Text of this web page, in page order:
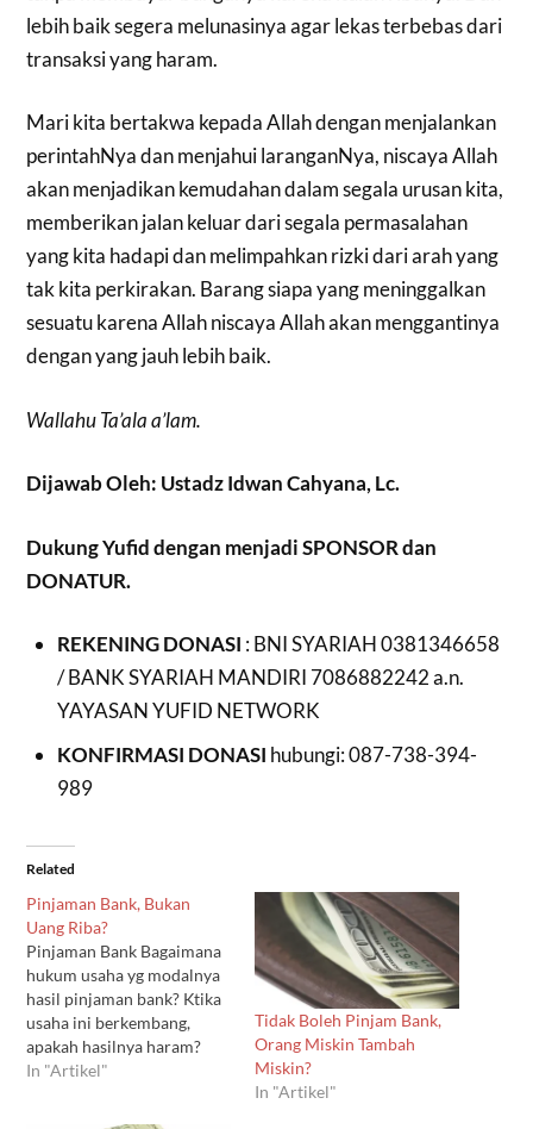
lebih baik segera melunasinya agar lekas terbebas dari
transaksi yang haram.
Mari kita bertakwa kepada Allah dengan menjalankan
perintahNya dan menjahui laranganNya, niscaya Allah
akan menjadikan kemudahan dalam segala urusan kita,
memberikan jalan keluar dari segala permasalahan
yang kita hadapi dan melimpahkan rizki dari arah yang
tak kita perkirakan. Barang siapa yang meninggalkan
sesuatu karena Allah niscaya Allah akan menggantinya
dengan yang jauh lebih baik.
Wallahu Ta’ala a’lam.
Dijawab Oleh: Ustadz Idwan Cahyana, Lc.
Dukung Yufid dengan menjadi SPONSOR dan
DONATUR.
REKENING DONASI : BNI SYARIAH 0381346658
/ BANK SYARIAH MANDIRI 7086882242 a.n.
YAYASAN YUFID NETWORK
KONFIRMASI DONASI hubungi: 087-738-394-
989
Related
Pinjaman Bank, Bukan
Uang Riba?
Pinjaman Bank Bagaimana
hukum usaha yg modalnya
hasil pinjaman bank? Ktika
usaha ini berkembang,
apakah hasilnya haram?
Termasuk rumah KPR bank,
In "Artikel"
Tidak Boleh Pinjam Bank,
Orang Miskin Tambah
Miskin?
In "Artikel"